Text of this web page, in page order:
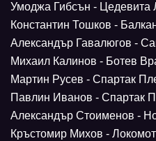
Умоджа Гибсън -
Константин Тошков -
Александър Гавалюгов -
Михаил Калинов - Ботев
Мартин Русев - Спартак
Павлин Иванов - Спартак
Александър Стоименов -
Кръстомир Михов -